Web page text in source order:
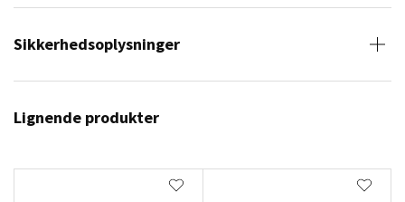
Sikkerhedsoplysninger
Lignende produkter